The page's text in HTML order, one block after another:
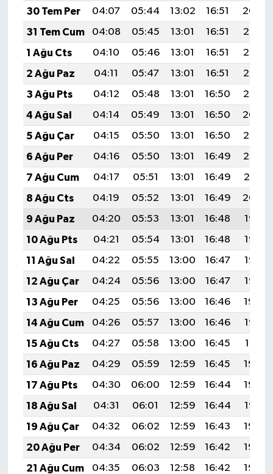
30 Tem Per
04:07 05:44 13:02 16:51
20:09
31 Tem Cum
04:08 05:45 13:01 16:51
20:08
1 Ağu Cts
04:10 05:46 13:01 16:51
20:07
2 Ağu Paz
04:11 05:47 13:01 16:51
20:06
3 Ağu Pts
04:12 05:48 13:01 16:50
20:05
4 Ağu Sal
04:14 05:49 13:01 16:50
20:04
5 Ağu Çar
04:15 05:50 13:01 16:50
20:03
6 Ağu Per
04:16 05:50 13:01 16:49
20:02
7 Ağu Cum
04:17 05:51 13:01 16:49
20:01
8 Ağu Cts
04:19 05:52 13:01 16:49
20:00
9 Ağu Paz
04:20 05:53 13:01 16:48
19:58
10 Ağu Pts
04:21 05:54 13:01 16:48
19:57
11 Ağu Sal
04:22 05:55 13:00 16:47
19:56
12 Ağu Çar
04:24 05:56 13:00 16:47
19:55
13 Ağu Per
04:25 05:56 13:00 16:46
19:54
14 Ağu Cum
04:26 05:57 13:00 16:46
19:52
15 Ağu Cts
04:27 05:58 13:00 16:45
19:51
16 Ağu Paz
04:29 05:59 12:59 16:45
19:50
17 Ağu Pts
04:30 06:00 12:59 16:44
19:49
18 Ağu Sal
04:31 06:01 12:59 16:44
19:47
19 Ağu Çar
04:32 06:02 12:59 16:43
19:46
20 Ağu Per
04:34 06:02 12:59 16:42
19:45
21 Ağu Cum
04:35 06:03 12:58 16:42
19:43